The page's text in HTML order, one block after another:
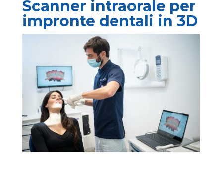
Scanner intraorale per
impronte dentali in 3D